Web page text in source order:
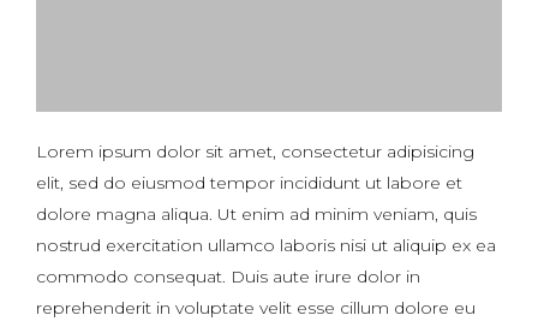
Lorem ipsum dolor sit amet, consectetur adipisicing
elit, sed do eiusmod tempor incididunt ut labore et
dolore magna aliqua. Ut enim ad minim veniam, quis
nostrud exercitation ullamco laboris nisi ut aliquip ex ea
commodo consequat. Duis aute irure dolor in
reprehenderit in voluptate velit esse cillum dolore eu